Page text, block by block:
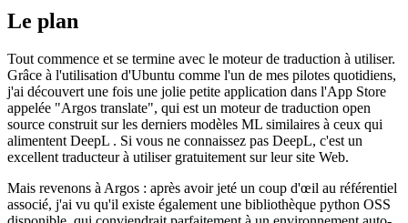
aucun suivi, donc pas de revenus entrants ici), à quoi ressemblerait
une solution valide ?
Le plan
Tout commence et se termine avec le moteur de traduction à utiliser.
Grâce à l'utilisation d'Ubuntu comme l'un de mes pilotes quotidiens,
j'ai découvert une fois une jolie petite application dans l'App Store
appelée "Argos translate", qui est un moteur de traduction open
source construit sur les derniers modèles ML similaires à ceux qui
alimentent DeepL . Si vous ne connaissez pas DeepL, c'est un
excellent traducteur à utiliser gratuitement sur leur site Web.